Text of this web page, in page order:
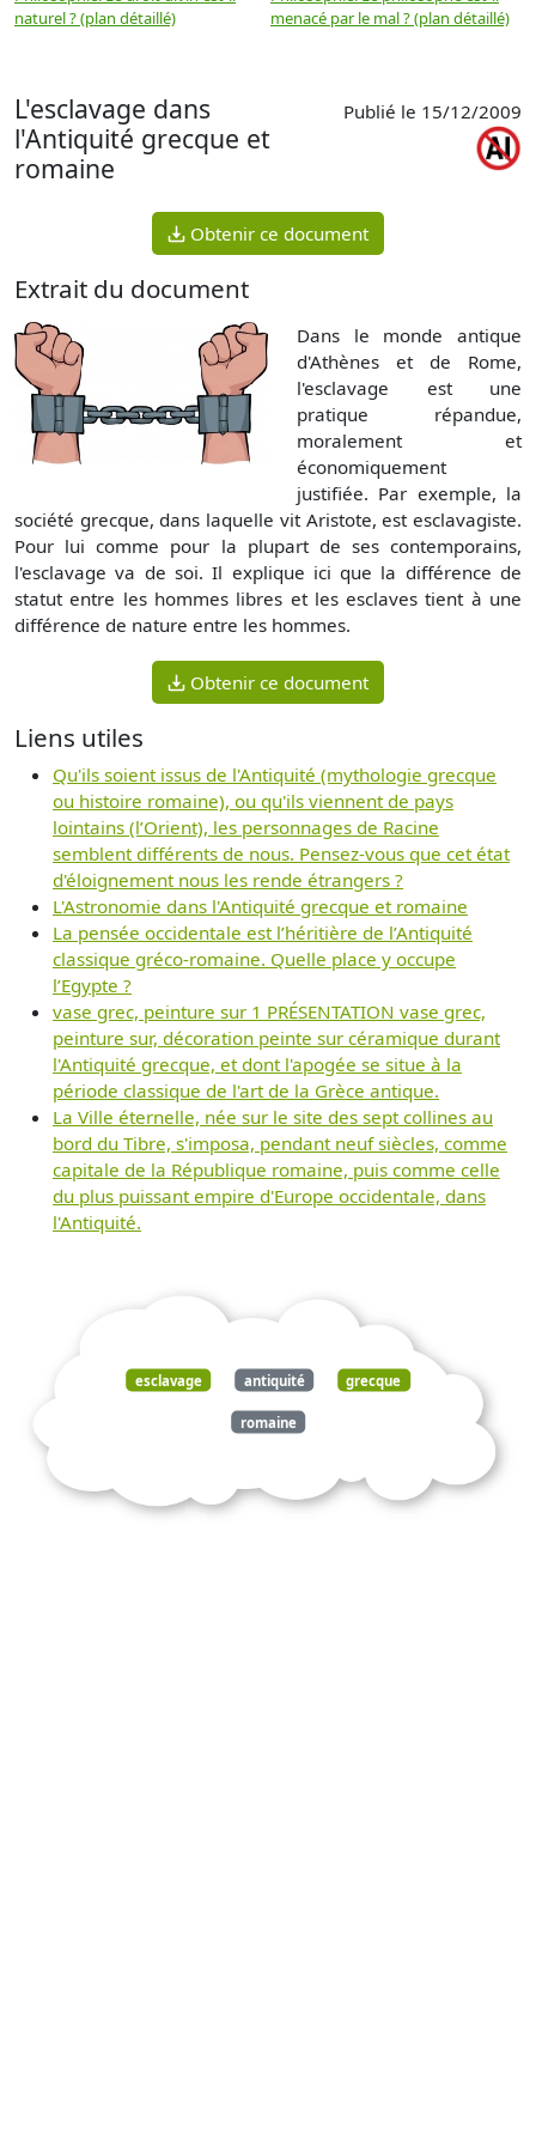
naturel ? (plan détaillé)
menacé par le mal ? (plan détaillé)
L'esclavage dans
l'Antiquité grecque et
romaine
Publié le 15/12/2009
Obtenir ce document
Extrait du document
Dans le monde antique
d'Athènes et de Rome,
l'esclavage est une
pratique répandue,
moralement et
économiquement
justifiée. Par exemple, la
société grecque, dans laquelle vit Aristote, est esclavagiste.
Pour lui comme pour la plupart de ses contemporains,
l'esclavage va de soi. Il explique ici que la différence de
statut entre les hommes libres et les esclaves tient à une
différence de nature entre les hommes.
Obtenir ce document
Liens utiles
Qu'ils soient issus de l'Antiquité (mythologie grecque
ou histoire romaine), ou qu'ils viennent de pays
lointains (l’Orient), les personnages de Racine
semblent différents de nous. Pensez-vous que cet état
d'éloignement nous les rende étrangers ?
L'Astronomie dans l'Antiquité grecque et romaine
La pensée occidentale est l’héritière de l’Antiquité
classique gréco-romaine. Quelle place y occupe
l’Egypte ?
vase grec, peinture sur 1 PRÉSENTATION vase grec,
peinture sur, décoration peinte sur céramique durant
l'Antiquité grecque, et dont l'apogée se situe à la
période classique de l'art de la Grèce antique.
La Ville éternelle, née sur le site des sept collines au
bord du Tibre, s'imposa, pendant neuf siècles, comme
capitale de la République romaine, puis comme celle
du plus puissant empire d'Europe occidentale, dans
l'Antiquité.
esclavage antiquité grecque
romaine